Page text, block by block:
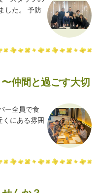
した。 予防
〜仲間と過ごす大切
ー全員で食
くにある雰囲